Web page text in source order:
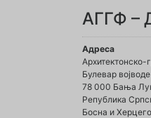
АГГФ –
Адреса
Архитектонско-
Булевар
78 000 Бања
Република
Босна и